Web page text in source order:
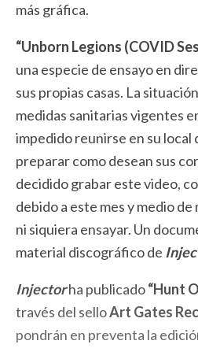
más gráfica.
“Unborn Legions (COVID
una especie de ensayo en
sus propias casas. La
medidas sanitarias vigentes
impedido reunirse en su local
preparar como desean sus
decidido grabar este video,
debido a este mes y medio
ni siquiera ensayar. Un
material discográfico de
Injectorha publicado“Hunt
través del selloArt Gates
pondrán en preventa la